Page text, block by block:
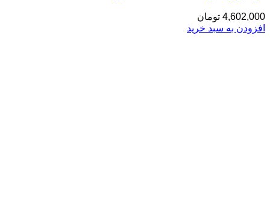
4,602,000 تومان
افزودن به سبد خرید